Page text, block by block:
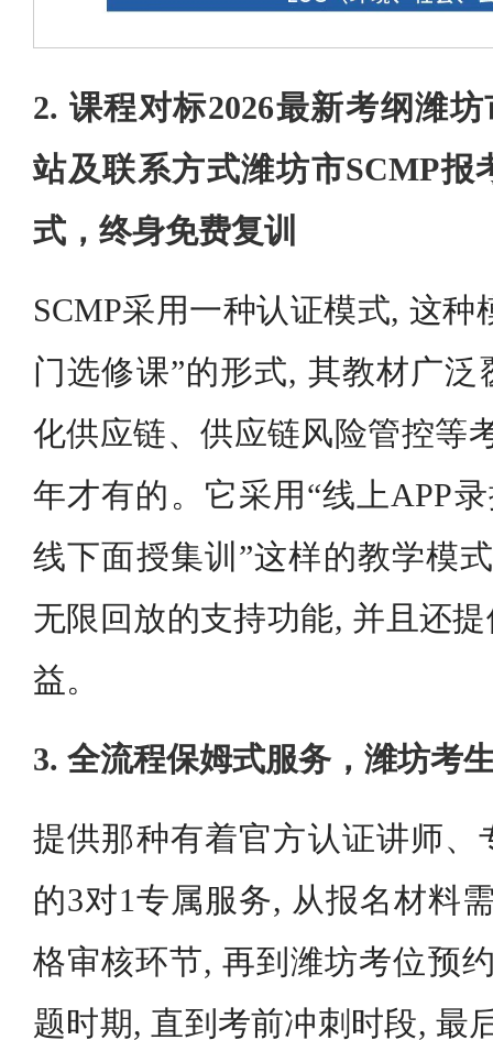
2. 课程对标2026最新考纲潍
站及联系方式潍坊市SCMP报
式，终身免费复训
SCMP采用一种认证模式, 这种
门选修课”的形式, 其教材广
化供应链、供应链风险管控等
年才有的。它采用“线上APP
线下面授集训”这样的教学模
无限回放的支持功能, 并且还
益。
3. 全流程保姆式服务，潍坊考
提供那种有着官方认证讲师、
的3对1专属服务, 从报名材料
格审核环节, 再到潍坊考位预
题时期, 直到考前冲刺时段, 最